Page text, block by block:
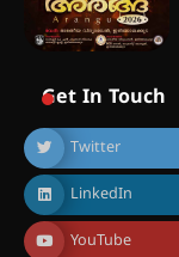
Get In Touch
Twitter
LinkedIn
YouTube